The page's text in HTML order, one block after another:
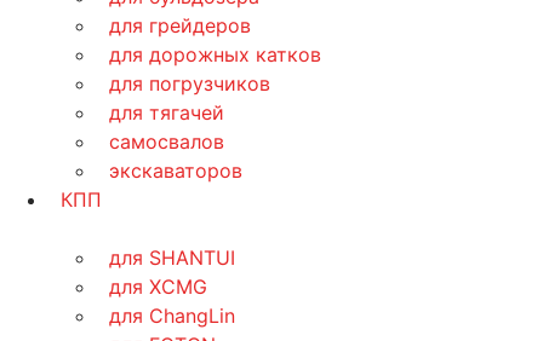
для грейдеров
для дорожных катков
для погрузчиков
для тягачей
самосвалов
экскаваторов
КПП
для SHANTUI
для XCMG
для ChangLin